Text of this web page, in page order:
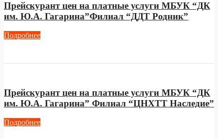
Прейскурант цен на платные услуги МБУК “ДК
им. Ю.А. Гагарина”Филиал “ДДТ Родник”
Подробнее
Прейскурант цен на платные услуги МБУК “ДК
им. Ю.А. Гагарина” Филиал “ЦНХТТ Наследие”
Подробнее